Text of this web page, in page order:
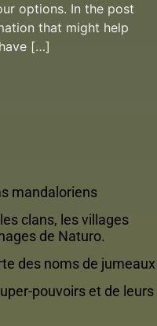
options. In the post
that might help
[…]
mandaloriens
clans, les villages
de Naturo.
des noms de jumeaux
pouvoirs et de leurs